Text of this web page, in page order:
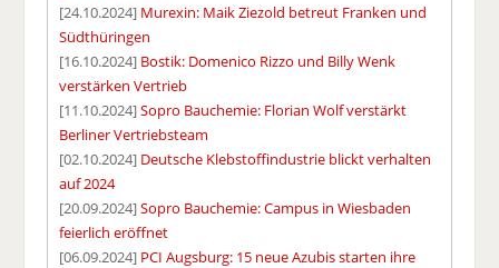
[24.10.2024] Murexin: Maik Ziezold betreut Franken und
Südthüringen
[16.10.2024] Bostik: Domenico Rizzo und Billy Wenk
verstärken Vertrieb
[11.10.2024]Sopro Bauchemie: Florian Wolf verstärkt
Berliner Vertriebsteam
[02.10.2024] Deutsche Klebstoffindustrie blickt verhalten
auf 2024
[20.09.2024]Sopro Bauchemie: Campus in Wiesbaden
feierlich eröffnet
[06.09.2024] PCI Augsburg: 15 neue Azubis starten ihre